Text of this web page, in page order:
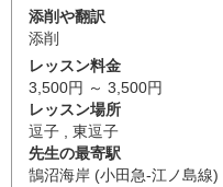
添削や翻訳
添削
レッスン料金
3,500円 ～ 3,500円
レッスン場所
逗子 , 東逗子
先生の最寄駅
鵠沼海岸 (小田急-江ノ島